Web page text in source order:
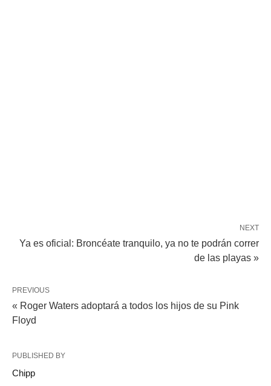
NEXT
Ya es oficial: Broncéate tranquilo, ya no te podrán correr
de las playas »
PREVIOUS
« Roger Waters adoptará a todos los hijos de su Pink
Floyd
PUBLISHED BY
Chipp